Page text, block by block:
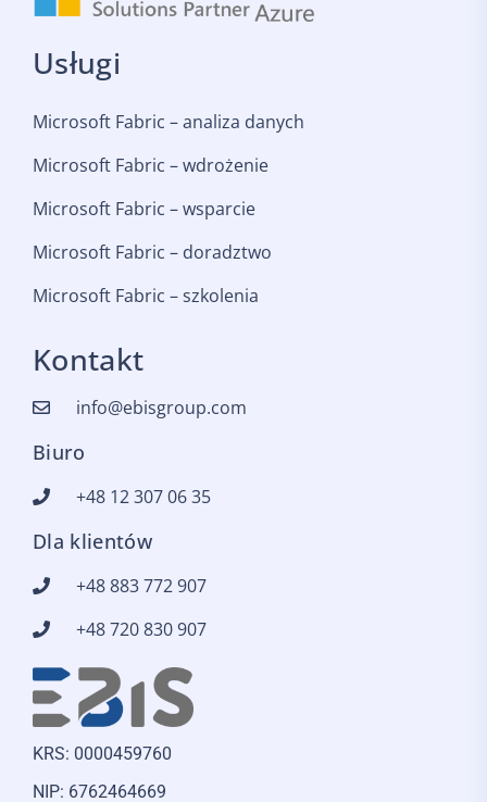
Usługi
Microsoft Fabric – analiza danych
Microsoft Fabric – wdrożenie
Microsoft Fabric – wsparcie
Microsoft Fabric – doradztwo
Microsoft Fabric – szkolenia
Kontakt
info@ebisgroup.com
Biuro
+48 12 307 06 35
Dla klientów
+48 883 772 907
+48 720 830 907
KRS: 0000459760
NIP: 6762464669